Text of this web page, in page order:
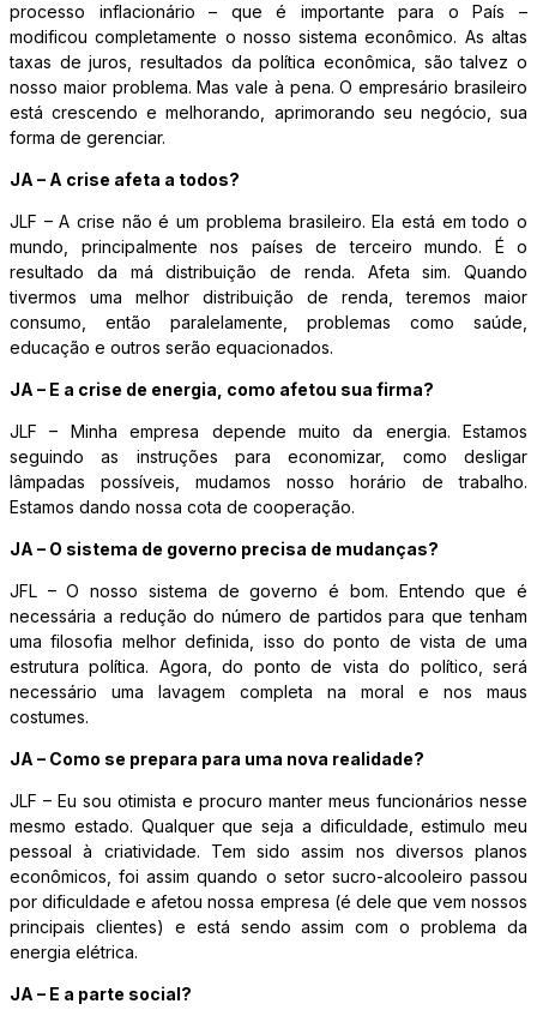
processo inflacionário – que é importante para o País –
modificou completamente o nosso sistema econômico. As altas
taxas de juros, resultados da política econômica, são talvez o
nosso maior problema. Mas vale à pena. O empresário brasileiro
está crescendo e melhorando, aprimorando seu negócio, sua
forma de gerenciar.
JA – A crise afeta a todos?
JLF – A crise não é um problema brasileiro. Ela está em todo o
mundo, principalmente nos países de terceiro mundo. É o
resultado da má distribuição de renda. Afeta sim. Quando
tivermos uma melhor distribuição de renda, teremos maior
consumo, então paralelamente, problemas como saúde,
educação e outros serão equacionados.
JA – E a crise de energia, como afetou sua firma?
JLF – Minha empresa depende muito da energia. Estamos
seguindo as instruções para economizar, como desligar
lâmpadas possíveis, mudamos nosso horário de trabalho.
Estamos dando nossa cota de cooperação.
JA – O sistema de governo precisa de mudanças?
JFL – O nosso sistema de governo é bom. Entendo que é
necessária a redução do número de partidos para que tenham
uma filosofia melhor definida, isso do ponto de vista de uma
estrutura política. Agora, do ponto de vista do político, será
necessário uma lavagem completa na moral e nos maus
costumes.
JA – Como se prepara para uma nova realidade?
JLF – Eu sou otimista e procuro manter meus funcionários nesse
mesmo estado. Qualquer que seja a dificuldade, estimulo meu
pessoal à criatividade. Tem sido assim nos diversos planos
econômicos, foi assim quando o setor sucro-alcooleiro passou
por dificuldade e afetou nossa empresa (é dele que vem nossos
principais clientes) e está sendo assim com o problema da
energia elétrica.
JA – E a parte social?